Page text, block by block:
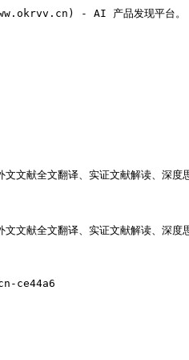
- AI 产品发现平台。
文献全文翻译、实证文献解读、深
文献全文翻译、实证文献解读、深
ce44a6